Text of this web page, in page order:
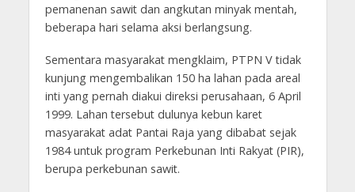
pemanenan sawit dan angkutan minyak mentah,
beberapa hari selama aksi berlangsung.
Sementara masyarakat mengklaim, PTPN V tidak
kunjung mengembalikan 150 ha lahan pada areal
inti yang pernah diakui direksi perusahaan, 6 April
1999. Lahan tersebut dulunya kebun karet
masyarakat adat Pantai Raja yang dibabat sejak
1984 untuk program Perkebunan Inti Rakyat (PIR),
berupa perkebunan sawit.